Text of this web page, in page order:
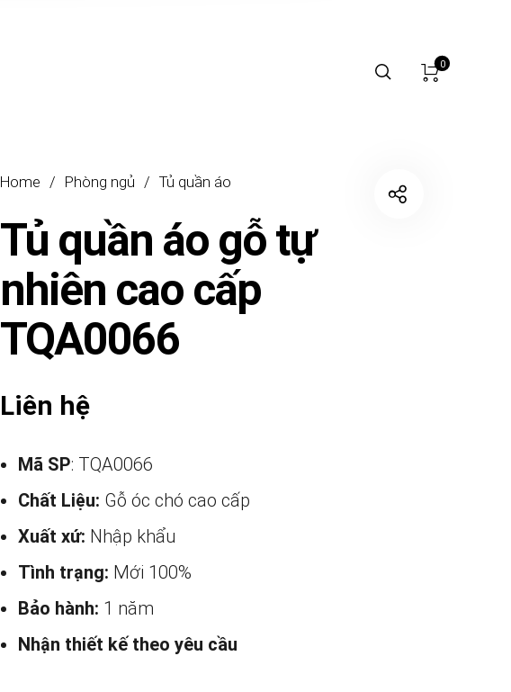
0
Home / Phòng ngủ / Tủ quần áo
Tủ quần áo gỗ tự
nhiên cao cấp
TQA0066
Liên hệ
Mã SP: TQA0066
Chất Liệu: Gỗ óc chó cao cấp
Xuất xứ: Nhập khẩu
Tình trạng: Mới 100%
Bảo hành: 1 năm
Nhận thiết kế theo yêu cầu